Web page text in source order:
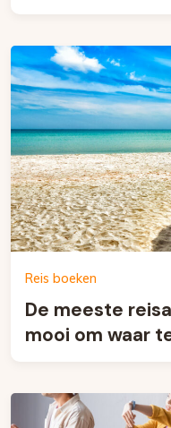
Reis boeken
De meeste
mooi om waar